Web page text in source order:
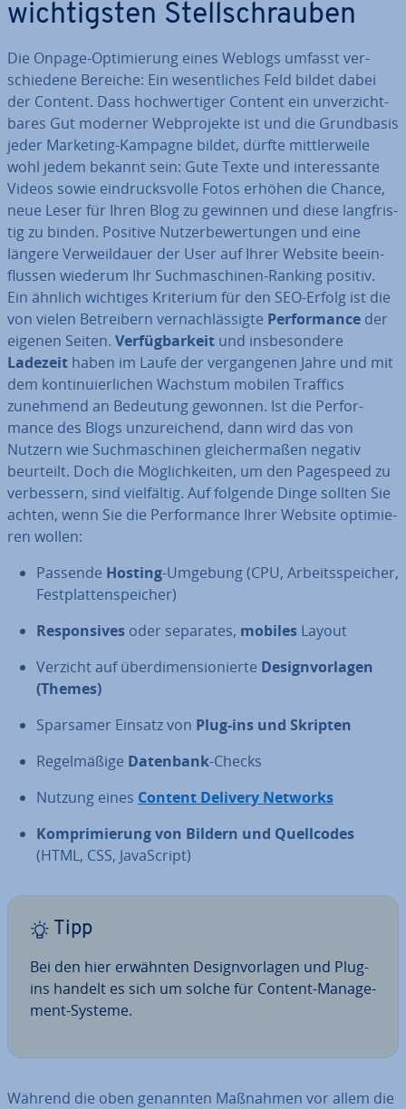
wich­tigs­ten Stell­schrau­ben
Die Onpage-Op­ti­mie­rung eines Weblogs umfasst ver­
schie­de­ne Bereiche: Ein we­sent­li­ches Feld bildet dabei
der Content. Dass hoch­wer­ti­ger Content ein un­ver­zicht­
ba­res Gut moderner Web­pro­jek­te ist und die Grund­ba­sis
jeder Marketing-Kampagne bildet, dürfte mitt­ler­wei­le
wohl jedem bekannt sein: Gute Texte und in­ter­es­san­te
Videos sowie ein­drucks­vol­le Fotos erhöhen die Chance,
neue Leser für Ihren Blog zu gewinnen und diese lang­fris­
tig zu binden. Positive Nut­zer­be­wer­tun­gen und eine
längere Ver­weil­dau­er der User auf Ihrer Website be­ein­
flus­sen wiederum Ihr Such­ma­schi­nen-Ranking positiv.
Ein ähnlich wichtiges Kriterium für den SEO-Erfolg ist die
von vielen Be­trei­bern ver­nach­läs­sig­te Per­for­mance der
eigenen Seiten. Ver­füg­bar­keit und ins­be­son­de­re
Ladezeit haben im Laufe der ver­gan­ge­nen Jahre und mit
dem kon­ti­nu­ier­li­chen Wachstum mobilen Traffics
zunehmend an Bedeutung gewonnen. Ist die Per­for­
mance des Blogs un­zu­rei­chend, dann wird das von
Nutzern wie Such­ma­schi­nen glei­cher­ma­ßen negativ
beurteilt. Doch die Mög­lich­kei­ten, um den Pagespeed zu
ver­bes­sern, sind viel­fäl­tig. Auf folgende Dinge sollten Sie
achten, wenn Sie die Per­for­mance Ihrer Website op­ti­mie­
ren wollen:
Passende Hosting-Umgebung (CPU, Ar­beits­spei­cher,
Fest­plat­ten­spei­cher)
Re­spon­si­ves oder separates, mobiles Layout
Verzicht auf über­di­men­sio­nier­te De­sign­vor­la­gen
(Themes)
Sparsamer Einsatz von Plug-ins und Skripten
Re­gel­mä­ßi­ge Datenbank-Checks
Nutzung eines Content Delivery Networks
Kom­pri­mie­rung von Bildern und Quell­codes
(HTML, CSS, Ja­va­Script)
Tipp
Bei den hier erwähnten De­sign­vor­la­gen und Plug-
ins handelt es sich um solche für Content-Ma­nage­
ment-Systeme.
Während die oben genannten Maßnahmen vor allem die